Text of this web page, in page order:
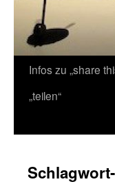
Zum
Inhalt
Infos zu „share
„teilen“